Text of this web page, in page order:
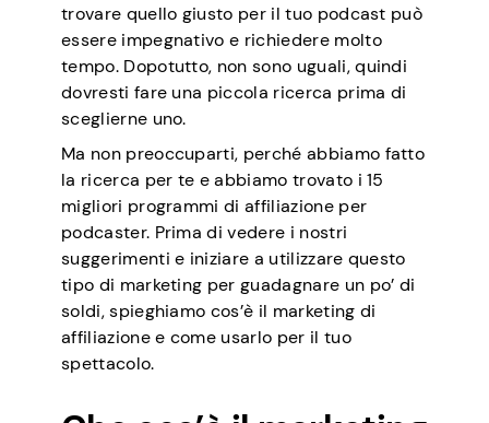
trovare quello giusto per il tuo podcast può
essere impegnativo e richiedere molto
tempo. Dopotutto, non sono uguali, quindi
dovresti fare una piccola ricerca prima di
sceglierne uno.
Ma non preoccuparti, perché abbiamo fatto
la ricerca per te e abbiamo trovato i 15
migliori programmi di affiliazione per
podcaster. Prima di vedere i nostri
suggerimenti e iniziare a utilizzare questo
tipo di marketing per guadagnare un po’ di
soldi, spieghiamo cos’è il marketing di
affiliazione e come usarlo per il tuo
spettacolo.